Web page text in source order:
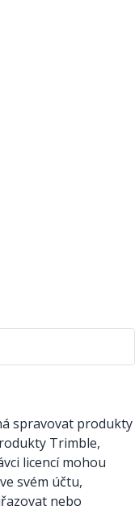
spravovat produkty
Trimble,
licencí mohou
svém účtu,
nebo